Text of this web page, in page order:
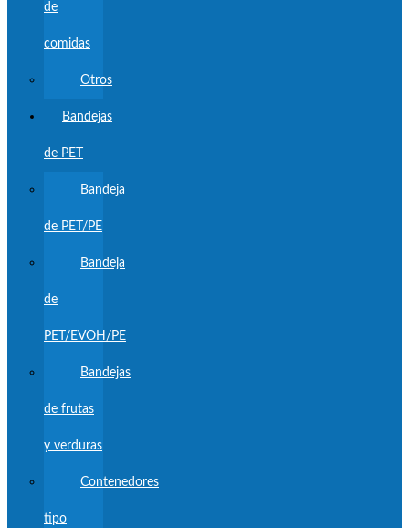
de
comidas
Otros
Bandejas
de PET
Bandeja
de PET/PE
Bandeja
de
PET/EVOH/PE
Bandejas
de frutas
y verduras
Contenedores
tipo